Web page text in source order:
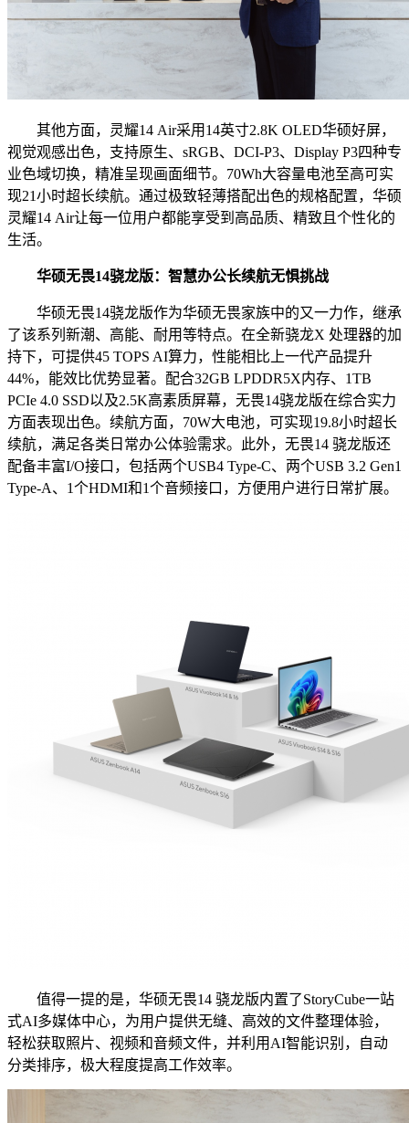
其他方面，灵耀14 Air采用14英寸2.8K OLED华硕好屏，
视觉观感出色，支持原生、sRGB、DCI-P3、Display P3四种专
业色域切换，精准呈现画面细节。70Wh大容量电池至高可实
现21小时超长续航。通过极致轻薄搭配出色的规格配置，华硕
灵耀14 Air让每一位用户都能享受到高品质、精致且个性化的
生活。
华硕无畏14骁龙版： 智慧办公长续航无惧挑战
华硕无畏14骁龙版作为华硕无畏家族中的又一力作，继承
了该系列新潮、高能、耐用等特点。在全新骁龙X 处理器的加
持下，可提供45 TOPS AI算力，性能相比上一代产品提升
44%，能效比优势显著。配合32GB LPDDR5X内存、1TB
PCIe 4.0 SSD以及2.5K高素质屏幕，无畏14骁龙版在综合实力
方面表现出色。续航方面，70W大电池，可实现19.8小时超长
续航，满足各类日常办公体验需求。此外，无畏14 骁龙版还
配备丰富I/O接口，包括两个USB4 Type-C、两个USB 3.2 Gen1
Type-A、1个HDMI和1个音频接口，方便用户进行日常扩展。
值得一提的是，华硕无畏14 骁龙版内置了StoryCube一站
式AI多媒体中心，为用户提供无缝、高效的文件整理体验，
轻松获取照片、视频和音频文件，并利用AI智能识别，自动
分类排序，极大程度提高工作效率。